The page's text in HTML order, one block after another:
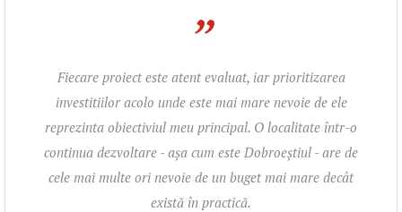
”
Fiecare proiect este atent evaluat, iar prioritizarea
investitiilor acolo unde este mai mare nevoie de ele
reprezinta obiectiviul meu principal. O localitate într-o
continua dezvoltare - așa cum este Dobroeștiul - are de
cele mai multe ori nevoie de un buget mai mare decât
există în practică.